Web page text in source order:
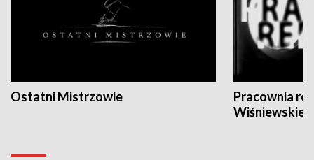
Ostatni Mistrzowie
Pracownia